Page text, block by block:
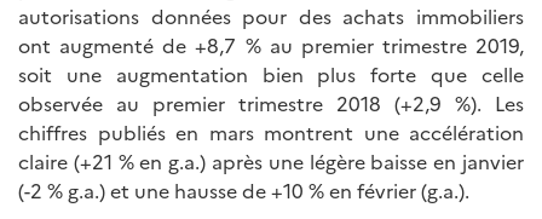
autorisations données pour des achats immobiliers
ont augmenté de +8,7 % au premier trimestre 2019,
soit une augmentation bien plus forte que celle
observée au premier trimestre 2018 (+2,9 %). Les
chiffres publiés en mars montrent une accélération
claire (+21 % en g.a.) après une légère baisse en janvier
(-2 % g.a.) et une hausse de +10 % en février (g.a.).